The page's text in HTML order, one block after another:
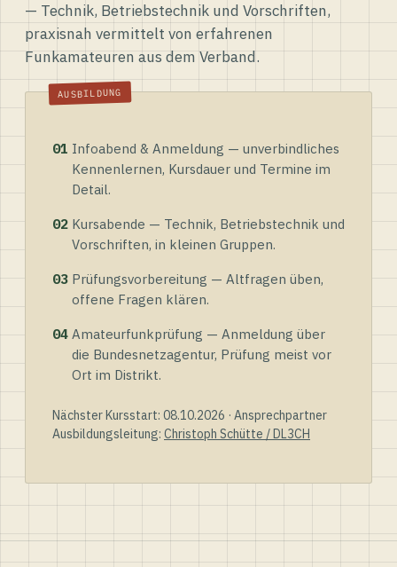
— Technik, Betriebstechnik und Vorschriften,
praxisnah vermittelt von erfahrenen
Funkamateuren aus dem Verband.
01 Infoabend & Anmeldung — unverbindliches
Kennenlernen, Kursdauer und Termine im
Detail.
02 Kursabende — Technik, Betriebstechnik und
Vorschriften, in kleinen Gruppen.
03 Prüfungsvorbereitung — Altfragen üben,
offene Fragen klären.
04 Amateurfunkprüfung — Anmeldung über
die Bundesnetzagentur, Prüfung meist vor
Ort im Distrikt.
Nächster Kursstart: 08.10.2026 · Ansprechpartner
Ausbildungsleitung: Christoph Schütte / DL3CH